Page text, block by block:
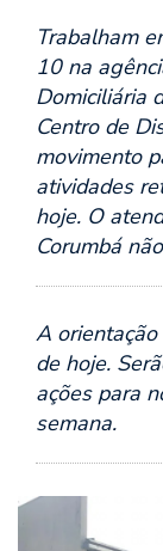
Trabalham
10 na
Domiciliária
Centro de
movimento
atividades
hoje. O
Corumbá
A
de hoje.
ações para
semana.